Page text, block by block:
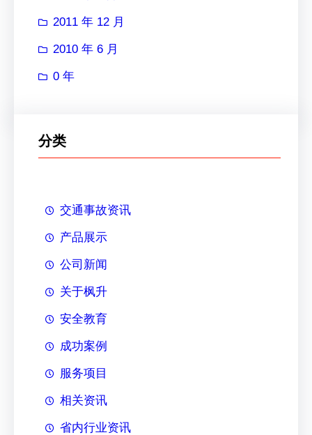
2011 年 12 月
2010 年 6 月
0 年
分类
交通事故资讯
产品展示
公司新闻
关于枫升
安全教育
成功案例
服务项目
相关资讯
省内行业资讯